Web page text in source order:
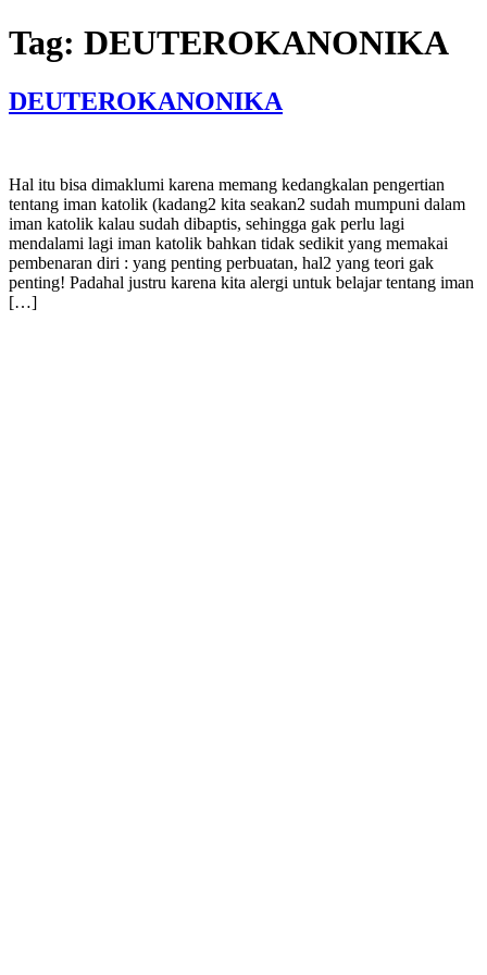
Skip
to
Tag: DEUTEROKANONIKA
DEUTEROKANONIKA
Hal itu bisa dimaklumi karena memang kedangkalan pengertian
tentang iman katolik (kadang2 kita seakan2 sudah mumpuni dalam
iman katolik kalau sudah dibaptis, sehingga gak perlu lagi
mendalami lagi iman katolik bahkan tidak sedikit yang memakai
pembenaran diri : yang penting perbuatan, hal2 yang teori gak
penting! Padahal justru karena kita alergi untuk belajar tentang iman
[…]